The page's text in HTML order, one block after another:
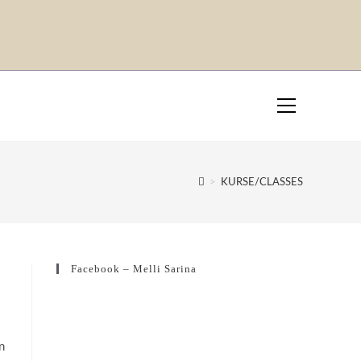
> KURSE/CLASSES
Facebook – Melli Sarina